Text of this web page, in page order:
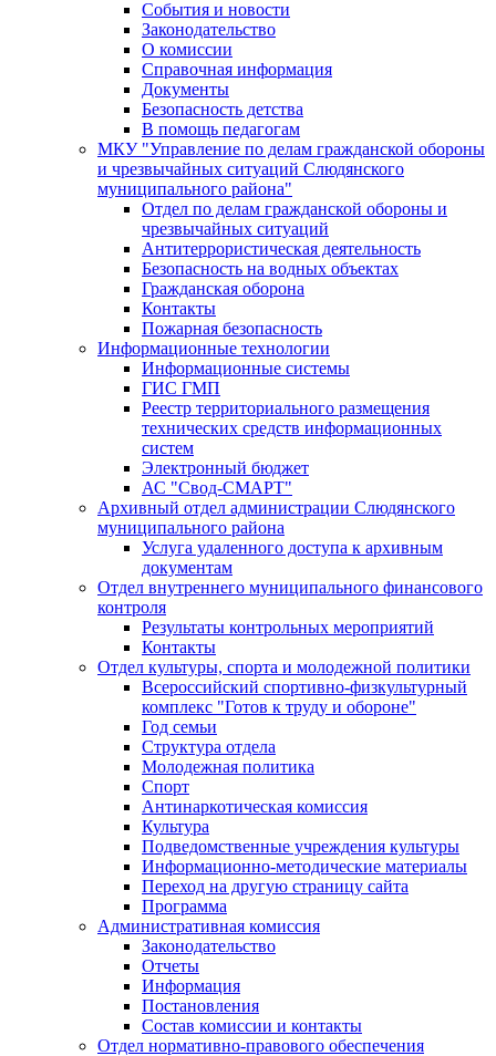
События и новости
Законодательство
О комиссии
Справочная информация
Документы
Безопасность детства
В помощь педагогам
МКУ "Управление по делам гражданской обороны
и чрезвычайных ситуаций Слюдянского
муниципального района"
Отдел по делам гражданской обороны и
чрезвычайных ситуаций
Антитеррористическая деятельность
Безопасность на водных объектах
Гражданская оборона
Контакты
Пожарная безопасность
Информационные технологии
Информационные системы
ГИС ГМП
Реестр территориального размещения
технических средств информационных
систем
Электронный бюджет
АС "Свод-СМАРТ"
Архивный отдел администрации Слюдянского
муниципального района
Услуга удаленного доступа к архивным
документам
Отдел внутреннего муниципального финансового
контроля
Результаты контрольных мероприятий
Контакты
Отдел культуры, спорта и молодежной политики
Всероссийский спортивно-физкультурный
комплекс "Готов к труду и обороне"
Год семьи
Структура отдела
Молодежная политика
Спорт
Антинаркотическая комиссия
Культура
Подведомственные учреждения культуры
Информационно-методические материалы
Переход на другую страницу сайта
Программа
Административная комиссия
Законодательство
Отчеты
Информация
Постановления
Состав комиссии и контакты
Отдел нормативно-правового обеспечения